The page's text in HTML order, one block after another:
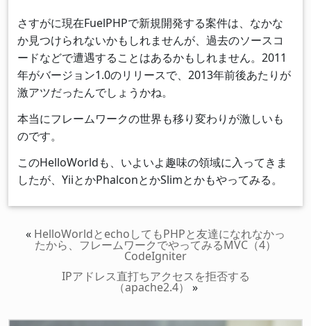
さすがに現在FuelPHPで新規開発する案件は、なかな
か見つけられないかもしれませんが、過去のソースコ
ードなどで遭遇することはあるかもしれません。2011
年がバージョン1.0のリリースで、2013年前後あたりが
激アツだったんでしょうかね。
本当にフレームワークの世界も移り変わりが激しいも
のです。
このHelloWorldも、いよいよ趣味の領域に入ってきま
したが、YiiとかPhalconとかSlimとかもやってみる。
« HelloWorldとechoしてもPHPと友達になれなかっ
たから、フレームワークでやってみるMVC（4）
CodeIgniter
IPアドレス直打ちアクセスを拒否する
（apache2.4） »